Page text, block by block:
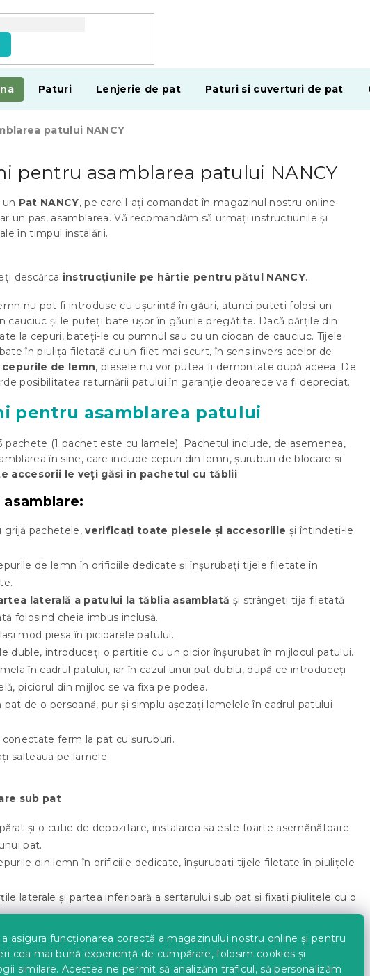
asigura funcționarea corectă a magazinului nostru online și pentru
cea mai bună experiență de cumpărare, folosim cookies și
similare. Acestea ne permit să analizăm traficul, să personalizăm
Paturi Lenjerie de pat Paturi si cuverturi de pat
patului NANCY
pentru asamblarea patului NANCY
Pat NANCY, pe care l-ați comandat în magazinul nostru online.
un pas, asamblarea. Vă recomandăm să urmați instrucțiunile și
în timpul instalării.
descărca instrucțiunile pe hârtie pentru pătul NANCY.
nu pot fi introduse cu ușurință în găuri, atunci puteți folosi un
cauciuc și le puteți bate ușor în găurile pregătite. Dacă părțile din
la cepuri, bateți-le cu pumnul sau cu un ciocan de cauciuc. Tijele
în piulița filetată cu un filet mai scurt, în sens invers acelor de
de lemn, piesele nu vor putea fi demontate după aceea. De
posibilitatea returnării patului în garanție deoarece va fi depreciat.
pentru asamblarea patului
pachete (1 pachet este cu lamele). Pachetul include, de asemenea,
în sine, care include cepuri din lemn, șuruburi de blocare și
accesorii le veți găsi în pachetul cu tăblii
asamblare:
grijă pachetele,verificați toate piesele și accesoriile și întindeți-le
de lemn în orificiile dedicate și înșurubați tijele filetate în
laterală a patului la tăblia asamblată și strângeți tija filetată
folosind cheia imbus inclusă.
mod piesa în picioarele patului.
duble, introduceți o partiție cu un picior înșurubat în mijlocul patului.
în cadrul patului, iar în cazul unui pat dublu, după ce introduceți
piciorul din mijloc se va fixa pe podea.
pat de o persoană, pur și simplu așezați lamelele în cadrul patului
ferm la pat cu șuruburi.
salteaua pe lamele.
sub pat
și o cutie de depozitare, instalarea sa este foarte asemănătoare
pat.
din lemn în orificiile dedicate, înșurubați tijele filetate în piulițele
laterale și partea inferioară a sertarului sub pat și fixați piulițele cu o
montați roțile și așezați-le sub pat.
în format PDF: